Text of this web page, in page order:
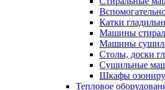
Катки
Машины
Машины
Столы, доски
Сушильные
Шкафы
Тепловое